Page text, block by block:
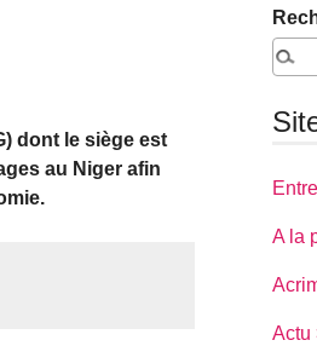
dont le siège est
au Niger afin
A la
Actu